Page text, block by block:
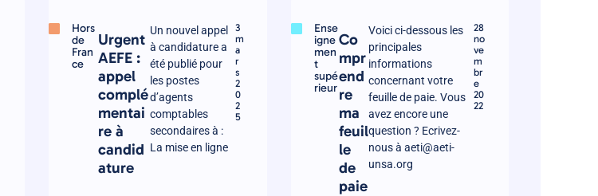
Hors
de
Fran
ce
Urgent
AEFE :
appel
complé
mentai
re à
candid
ature
Un nouvel appel
à candidature a
été publié pour
les postes
d’agents
comptables
secondaires à :
La mise en ligne
3
m
a
r
s
2
0
2
5
Ense
igne
men
t
supé
rieur
Co
mpr
end
re
ma
feuil
le
de
paie
Voici ci-dessous les
principales
informations
concernant votre
feuille de paie. Vous
avez encore une
question ? Ecrivez-
nous à aeti@aeti-
unsa.org
28
no
ve
m
br
e
20
22